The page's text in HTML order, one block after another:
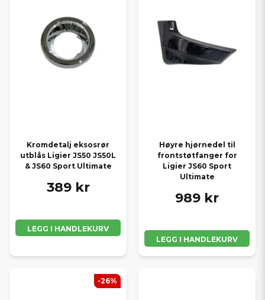
Kromdetalj eksosrør
utblås Ligier JS50 JS50L
& JS60 Sport Ultimate
389 kr
LEGG I HANDLEKURV
Høyre hjørnedel til
frontstøtfanger for
Ligier JS60 Sport
Ultimate
989 kr
LEGG I HANDLEKURV
-26%